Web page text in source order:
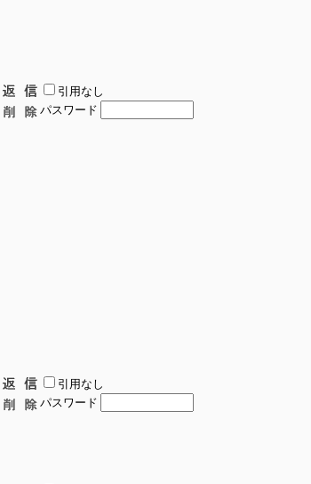
引用なし
パスワード
引用なし
パスワード